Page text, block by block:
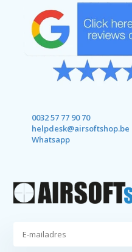
0032 57 77 90 70
helpdesk@airsoftshop.be
Whatsapp